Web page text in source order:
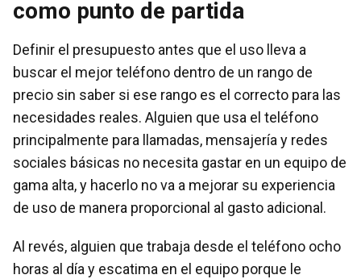
como punto de partida
Definir el presupuesto antes que el uso lleva a
buscar el mejor teléfono dentro de un rango de
precio sin saber si ese rango es el correcto para las
necesidades reales. Alguien que usa el teléfono
principalmente para llamadas, mensajería y redes
sociales básicas no necesita gastar en un equipo de
gama alta, y hacerlo no va a mejorar su experiencia
de uso de manera proporcional al gasto adicional.
Al revés, alguien que trabaja desde el teléfono ocho
horas al día y escatima en el equipo porque le